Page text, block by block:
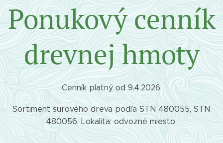
Ponukový cenník
drevnej hmoty
Cenník platný od 9.4.2026.
Sortiment surového dreva podľa STN 480055, STN
480056. Lokalita: odvozné miesto.